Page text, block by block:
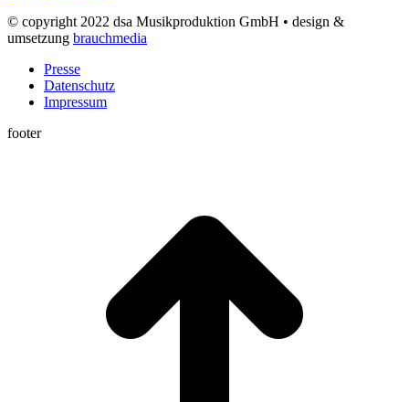
© copyright 2022 dsa Musikproduktion GmbH • design &
umsetzung brauchmedia
Presse
Datenschutz
Impressum
footer